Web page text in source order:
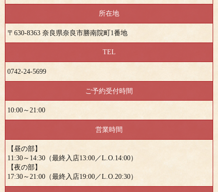
所在地
〒630-8363 奈良県奈良市勝南院町1番地
TEL
0742-24-5699
ご予約受付時間
10:00～21:00
営業時間
【昼の部】
11:30～14:30（最終入店13:00／L.O.14:00）
【夜の部】
17:30～21:00（最終入店19:00／L.O.20:30）